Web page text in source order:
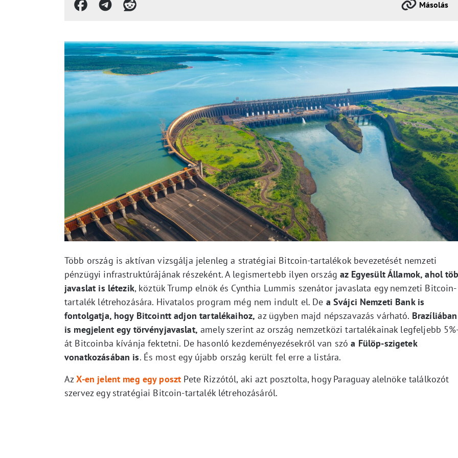
Másolás
Több ország is aktívan vizsgálja jelenleg a stratégiai Bitcoin-tartalékok bevezetését nemzeti
pénzügyi infrastruktúrájának részeként. A legismertebb ilyen országaz Egyesült Államok, ahol
javaslat is létezik, köztük Trump elnök és Cynthia Lummis szenátor javaslata egy nemzeti Bitcoin-
tartalék létrehozására. Hivatalos program még nem indult el. De a Svájci Nemzeti Bank is
fontolgatja, hogy Bitcointt adjon tartalékaihoz, az ügyben majd népszavazás várható. Brazíliában
is megjelent egy törvényjavaslat, amely szerint az ország nemzetközi tartalékainak legfeljebb
át Bitcoinba kívánja fektetni. De hasonló kezdeményezésekről van szóa Fülöp-szigetek
vonatkozásában is. És most egy újabb ország került fel erre a listára.
AzX-en jelent meg egy poszt Pete Rizzótól, aki azt posztolta, hogy Paraguay alelnöke találkozót
szervez egy stratégiai Bitcoin-tartalék létrehozásáról.